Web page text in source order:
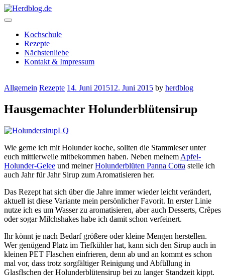
Skip
to
Herdblog.de
Kochschule
Rezepte
Nächstenliebe
Kontakt & Impressum
Allgemein Rezepte 14. Juni 201512. Juni 2015 by herdblog
Hausgemachter Holunderblütensirup
Wie gerne ich mit Holunder koche, sollten die Stammleser unter
euch mittlerweile mitbekommen haben. Neben meinem Apfel-
Holunder-Gelee und meinerHolunderblüten Panna Cotta stelle ich
auch Jahr für Jahr Sirup zum Aromatisieren her.
Das Rezept hat sich über die Jahre immer wieder leicht verändert,
aktuell ist diese Variante mein persönlicher Favorit. In erster Linie
nutze ich es um Wasser zu aromatisieren, aber auch Desserts, Crêpes
oder sogar Milchshakes habe ich damit schon verfeinert.
Ihr könnt je nach Bedarf größere oder kleine Mengen herstellen.
Wer genügend Platz im Tiefkühler hat, kann sich den Sirup auch in
kleinen PET Flaschen einfrieren, denn ab und an kommt es schon
mal vor, dass trotz sorgfältiger Reinigung und Abfüllung in
Glasflschen der Holunderblütensirup bei zu langer Standzeit kippt.